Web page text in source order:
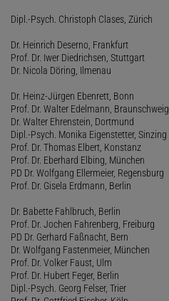
Dipl.-Psych. Christoph Clases, Zürich
Dr. Heinrich Deserno, Frankfurt
Prof. Dr. Iwer Diedrichsen, Stuttgart
Dr. Nicola Döring, Ilmenau
Dr. Heinz-Jürgen Ebenrett, Bonn
Prof. Dr. Walter Edelmann, Braunschweig
Dr. Walter Ehrenstein, Dortmund
Dipl.-Psych. Monika Eigenstetter, Sinzing
Prof. Dr. Thomas Elbert, Konstanz
Prof. Dr. Eberhard Elbing, München
PD Dr. Wolfgang Ellermeier, Regensburg
Prof. Dr. Gisela Erdmann, Berlin
Dr. Babette Fahlbruch, Berlin
Prof. Dr. Jochen Fahrenberg, Freiburg
PD Dr. Gerhard Faßnacht, Bern
Dr. Wolfgang Fastenmeier, München
Prof. Dr. Volker Faust, Ulm
Prof. Dr. Hubert Feger, Berlin
Dipl.-Psych. Georg Felser, Trier